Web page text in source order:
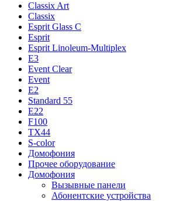
Classix Art
Classix
Esprit Glass C
Esprit
Esprit Linoleum-Multiplex
E3
Event Clear
Event
E2
Standard 55
E22
F100
TX44
S-color
Домофония
Прочее оборудование
Домофония
Вызывные панели
Абонентские устройства